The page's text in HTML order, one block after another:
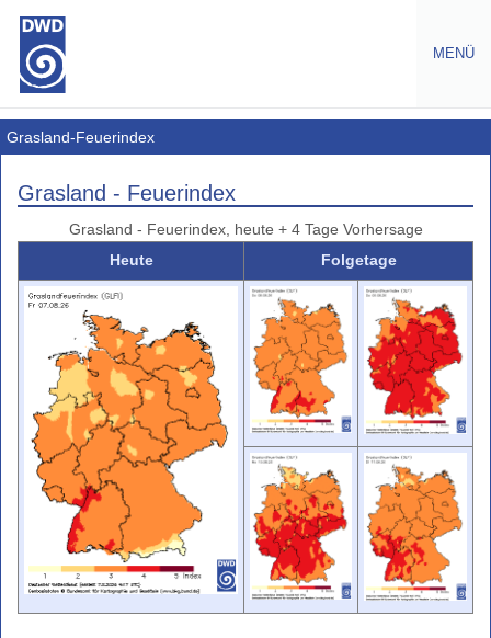
MENÜ
Warnungen
Amtliche
Warnungen
Wetterwarnungen
Gefahrenindizes
Gesundheit
Gefahrenindizes
(Wald-,
Grasbrand)
Waldbrand-
Gefahrenindex
Grasland-
Feuerindex
Warnindizes
Landwirtschaft
Farbskala
Grasland-Feuerindex
Grasland - Feuerindex
Grasland - Feuerindex, heute + 4 Tage Vorhersage
Heute
Folgetage